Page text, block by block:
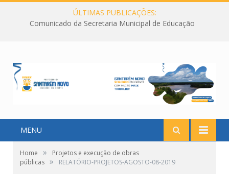
ÚLTIMAS PUBLICAÇÕES:
Comunicado da Secretaria Municipal de Educação
MENU
Home »
Projetos e execução de obras
públicas » RELATÓRIO-PROJETOS-AGOSTO-08-2019